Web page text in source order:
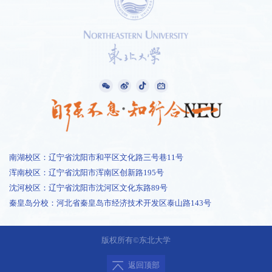
南湖校区：辽宁省沈阳市和平区文化路三号巷11号
浑南校区：辽宁省沈阳市浑南区创新路195号
沈河校区：辽宁省沈阳市沈河区文化东路89号
秦皇岛分校：河北省秦皇岛市经济技术开发区泰山路143号
版权所有©东北大学
返回顶部